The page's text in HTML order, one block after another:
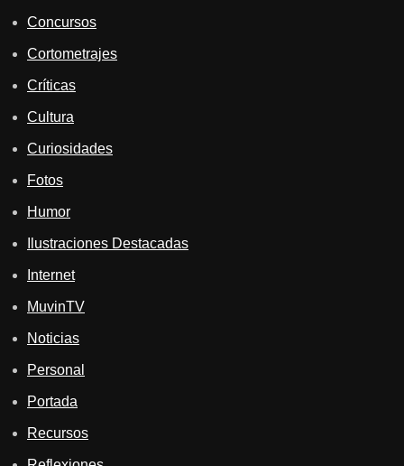
Concursos
Cortometrajes
Críticas
Cultura
Curiosidades
Fotos
Humor
Ilustraciones Destacadas
Internet
MuvinTV
Noticias
Personal
Portada
Recursos